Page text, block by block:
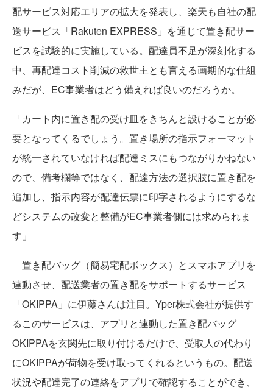
配サービス対応エリアの拡大を発表し、楽天も自社の配
送サービス「Rakuten EXPRESS」を通じて置き配サー
ビスを試験的に実施している。配達員不足が深刻化する
中、再配達コスト削減の救世主とも言える画期的な仕組
みだが、EC事業者はどう備えれば良いのだろうか。
「カート内に置き配の受け皿をきちんと設けることが必
要となってくるでしょう。置き場所の指示フォーマット
が統一されていなければ配達ミスにもつながりかねない
ので、備考欄等ではなく、配達方法の選択肢に置き配を
追加し、指示内容が配達伝票に印字されるようにするな
どシステムの改変と整備がEC事業者側には求められま
す」
置き配バッグ（簡易宅配ボックス）とスマホアプリを
連動させ、配送業者の置き配をサポートするサービス
「OKIPPA」に伊藤さんは注目。Yper株式会社が提供す
るこのサービスは、アプリと連動した置き配バッグ
OKIPPAを玄関先に取り付けるだけで、受取人の代わり
にOKIPPAが荷物を受け取ってくれるというもの。配送
状況や配達完了の連絡をアプリで確認することができ、